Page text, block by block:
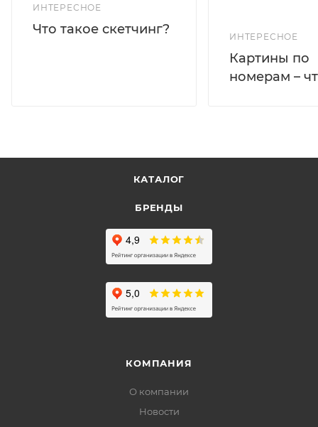
ИНТЕРЕСНОЕ
Что такое скетчинг?
ИНТЕРЕСНОЕ
Картины по
номерам –
КАТАЛОГ
БРЕНДЫ
КОМПАНИЯ
О компании
Новости